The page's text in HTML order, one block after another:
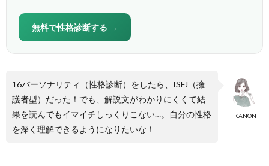
無料で性格診断する →
KANON
16パーソナリティ（性格診断）をしたら、ISFJ（擁
護者型）だった！でも、解説文がわかりにくくて結
果を読んでもイマイチしっくりこない…。自分の性格
を深く理解できるようになりたいな！